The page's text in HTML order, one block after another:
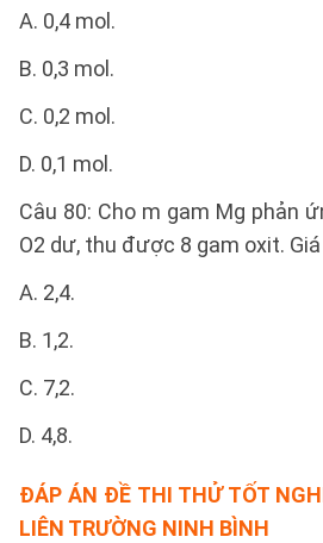
A. 0,4 mol.
B. 0,3 mol.
C. 0,2 mol.
D. 0,1 mol.
Câu 80: Cho m gam Mg phản
O2 dư, thu được 8 gam oxit.
A. 2,4.
B. 1,2.
C. 7,2.
D. 4,8.
ĐÁP ÁN ĐỀ THI THỬ TỐT
LIÊN TRƯỜNG NINH BÌNH